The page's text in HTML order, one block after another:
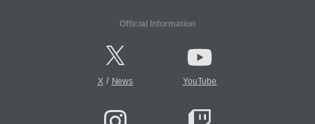
Official Information
X/ News YouTube